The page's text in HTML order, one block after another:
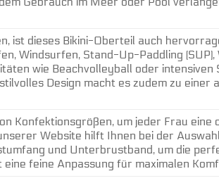
ist dieses Bikini-Oberteil auch
Windsurfen, Stand-Up-Paddling
wie Beachvolleyball oder
Design macht es zudem zu
Konfektionsgrößen, um jeder Frau eine
Website hilft Ihnen bei der
und Unterbrustband, um die
feine Anpassung für maximalen